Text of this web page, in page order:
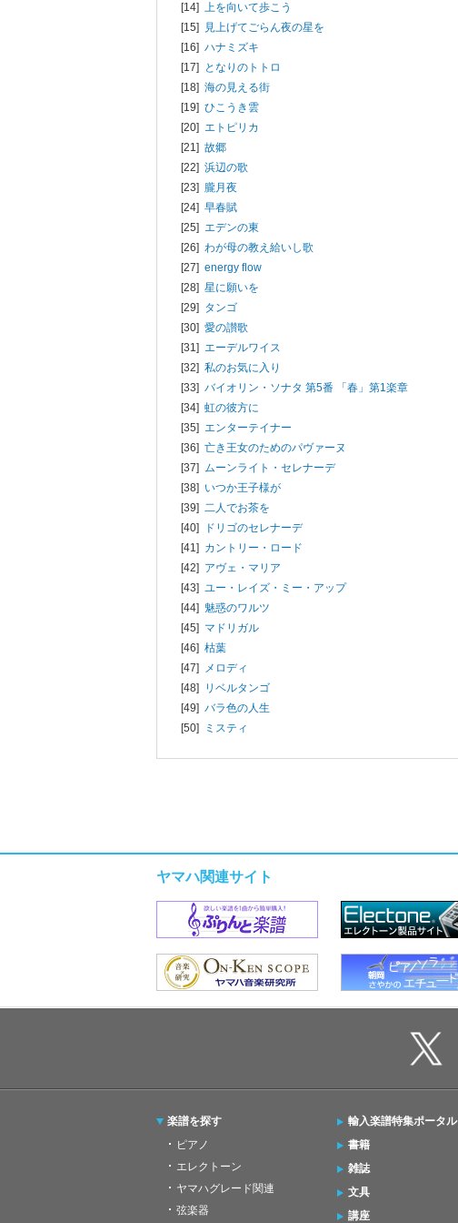
[14] 上を向いて歩こう
[15] 見上げてごらん夜の星を
[16] ハナミズキ
[17] となりのトトロ
[18] 海の見える街
[19] ひこうき雲
[20] エトピリカ
[21] 故郷
[22] 浜辺の歌
[23] 朧月夜
[24] 早春賦
[25] エデンの東
[26] わが母の教え給いし歌
[27] energy flow
[28] 星に願いを
[29] タンゴ
[30] 愛の讃歌
[31] エーデルワイス
[32] 私のお気に入り
[33] バイオリン・ソナタ 第5番 「春」第1楽章
[34] 虹の彼方に
[35] エンターテイナー
[36] 亡き王女のためのパヴァーヌ
[37] ムーンライト・セレナーデ
[38] いつか王子様が
[39] 二人でお茶を
[40]
ドリゴのセレナーデ
[41] カントリー・ロード
[42] アヴェ・マリア
[43] ユー・レイズ・ミー・アップ
[44] 魅惑のワルツ
[45] マドリガル
[46] 枯葉
[47] メロディ
[48] リベルタンゴ
[49] バラ色の人生
[50]
ミスティ
ヤマハ関連サイト
楽譜を探す
ピアノ
エレクトーン
ヤマハグレード関連
弦楽器
輸入楽譜特集ポータル
書籍
雑誌
文具
講座